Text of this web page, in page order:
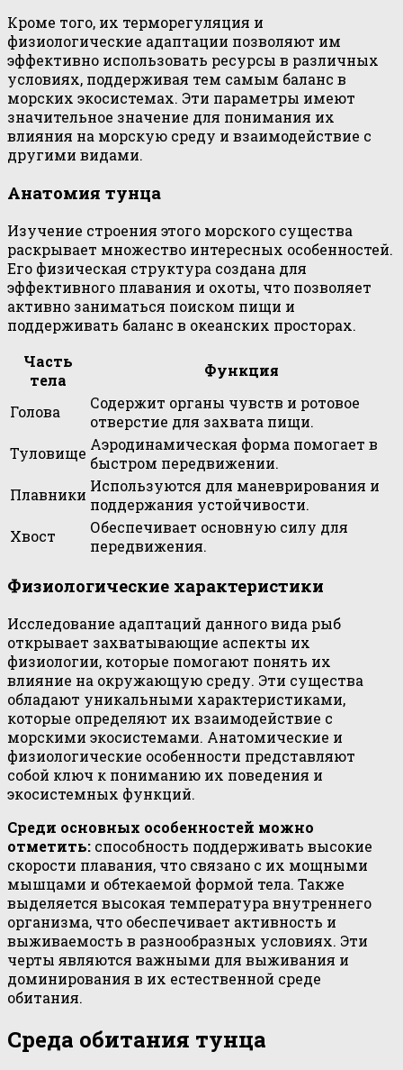
Кроме того, их терморегуляция и
физиологические адаптации позволяют им
эффективно использовать ресурсы в различных
условиях, поддерживая тем самым баланс в
морских экосистемах. Эти параметры имеют
значительное значение для понимания их
влияния на морскую среду и взаимодействие с
другими видами.
Анатомия тунца
Изучение строения этого морского существа
раскрывает множество интересных особенностей.
Его физическая структура создана для
эффективного плавания и охоты, что позволяет
активно заниматься поиском пищи и
поддерживать баланс в океанских просторах.
Часть
тела
Функция
Голова
Содержит органы чувств и ротовое
отверстие для захвата пищи.
Туловище Аэродинамическая форма помогает в
быстром передвижении.
Плавники Используются для маневрирования и
поддержания устойчивости.
Хвост
Обеспечивает основную силу для
передвижения.
Физиологические характеристики
Исследование адаптаций данного вида рыб
открывает захватывающие аспекты их
физиологии, которые помогают понять их
влияние на окружающую среду. Эти существа
обладают уникальными характеристиками,
которые определяют их взаимодействие с
морскими экосистемами. Анатомические и
физиологические особенности представляют
собой ключ к пониманию их поведения и
экосистемных функций.
Среди основных особенностей можно
отметить: способность поддерживать высокие
скорости плавания, что связано с их мощными
мышцами и обтекаемой формой тела. Также
выделяется высокая температура внутреннего
организма, что обеспечивает активность и
выживаемость в разнообразных условиях. Эти
черты являются важными для выживания и
доминирования в их естественной среде
обитания.
Среда обитания тунца